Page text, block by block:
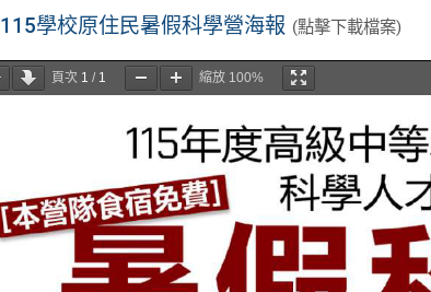
115學校原住民暑假科學營海報 (點擊下載檔案)
頁次 1 / 1 縮放 100%